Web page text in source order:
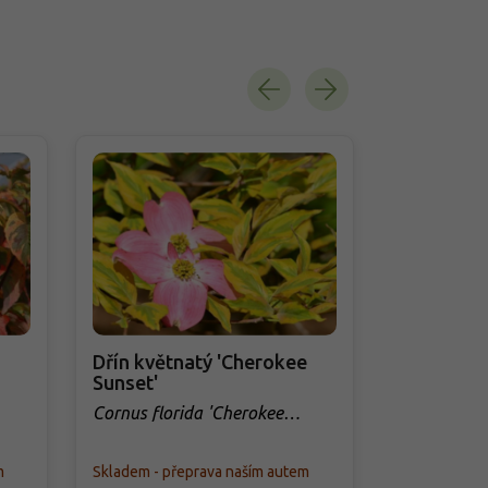
Dřín květnatý 'Cherokee
Sunset'
Cornus florida 'Cherokee
Skladem - přeprava naším autem